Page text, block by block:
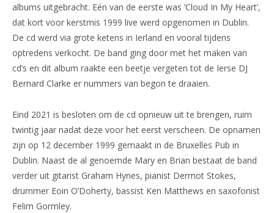
albums uitgebracht. Eén van de eerste was ‘Cloud In My Heart’,
dat kort voor kerstmis 1999 live werd opgenomen in Dublin.
De cd werd via grote ketens in Ierland en vooral tijdens
optredens verkocht. De band ging door met het maken van
cd’s en dit album raakte een beetje vergeten tot de Ierse DJ
Bernard Clarke er nummers van begon te draaien.
Eind 2021 is besloten om de cd opnieuw uit te brengen, ruim
twintig jaar nadat deze voor het eerst verscheen. De opnamen
zijn op 12 december 1999 gemaakt in de Bruxelles Pub in
Dublin. Naast de al genoemde Mary en Brian bestaat de band
verder uit gitarist Graham Hynes, pianist Dermot Stokes,
drummer Eoin O’Doherty, bassist Ken Matthews en saxofonist
Felim Gormley.